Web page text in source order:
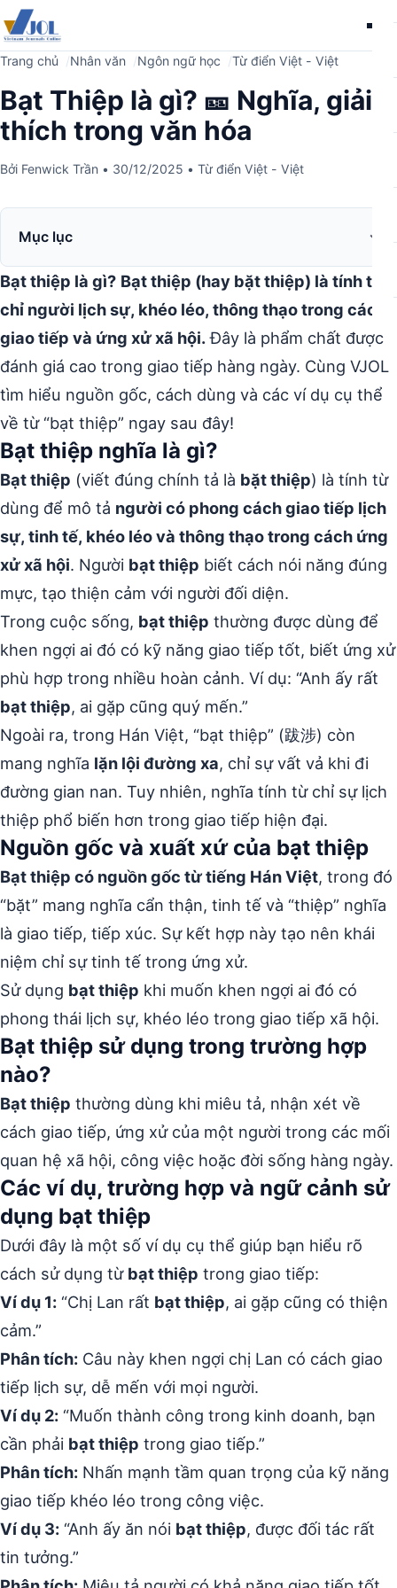
Trang chủ Nhân văn Ngôn ngữ học Từ điển Việt - Việt
Bạt Thiệp là gì? 🎫 Nghĩa, giải
thích trong văn hóa
Bởi Fenwick Trần • 30/12/2025 • Từ điển Việt - Việt
Mục lục
Bạt thiệp là gì? Bạt thiệp (hay bặt thiệp) là tính từ
chỉ người lịch sự, khéo léo, thông thạo trong cách
giao tiếp và ứng xử xã hội.Đây là phẩm chất được
đánh giá cao trong giao tiếp hàng ngày. Cùng VJOL
tìm hiểu nguồn gốc, cách dùng và các ví dụ cụ thể
về từ “bạt thiệp” ngay sau đây!
Bạt thiệp nghĩa là gì?
Bạt thiệp (viết đúng chính tả là bặt thiệp) là tính từ
dùng để mô tả người có phong cách giao tiếp lịch
sự, tinh tế, khéo léo và thông thạo trong cách ứng
xử xã hội. Người bạt thiệp biết cách nói năng đúng
mực, tạo thiện cảm với người đối diện.
Trong cuộc sống, bạt thiệp thường được dùng để
khen ngợi ai đó có kỹ năng giao tiếp tốt, biết ứng xử
phù hợp trong nhiều hoàn cảnh. Ví dụ: “Anh ấy rất
bạt thiệp, ai gặp cũng quý mến.”
Ngoài ra, trong Hán Việt, “bạt thiệp” (跋涉) còn
mang nghĩa lặn lội đường xa, chỉ sự vất vả khi đi
đường gian nan. Tuy nhiên, nghĩa tính từ chỉ sự lịch
thiệp phổ biến hơn trong giao tiếp hiện đại.
Nguồn gốc và xuất xứ của bạt thiệp
Bạt thiệp có nguồn gốc từ tiếng Hán Việt, trong đó
“bặt” mang nghĩa cẩn thận, tinh tế và “thiệp” nghĩa
là giao tiếp, tiếp xúc. Sự kết hợp này tạo nên khái
niệm chỉ sự tinh tế trong ứng xử.
Sử dụng bạt thiệp khi muốn khen ngợi ai đó có
phong thái lịch sự, khéo léo trong giao tiếp xã hội.
Bạt thiệp sử dụng trong trường hợp
nào?
Bạt thiệp thường dùng khi miêu tả, nhận xét về
cách giao tiếp, ứng xử của một người trong các mối
quan hệ xã hội, công việc hoặc đời sống hàng ngày.
Các ví dụ, trường hợp và ngữ cảnh sử
dụng bạt thiệp
Dưới đây là một số ví dụ cụ thể giúp bạn hiểu rõ
cách sử dụng từ bạt thiệp trong giao tiếp:
Ví dụ 1: “Chị Lan rất bạt thiệp, ai gặp cũng có thiện
cảm.”
Phân tích: Câu này khen ngợi chị Lan có cách giao
tiếp lịch sự, dễ mến với mọi người.
Ví dụ 2: “Muốn thành công trong kinh doanh, bạn
cần phải bạt thiệp trong giao tiếp.”
Phân tích: Nhấn mạnh tầm quan trọng của kỹ năng
giao tiếp khéo léo trong công việc.
Ví dụ 3: “Anh ấy ăn nói bạt thiệp, được đối tác rất
tin tưởng.”